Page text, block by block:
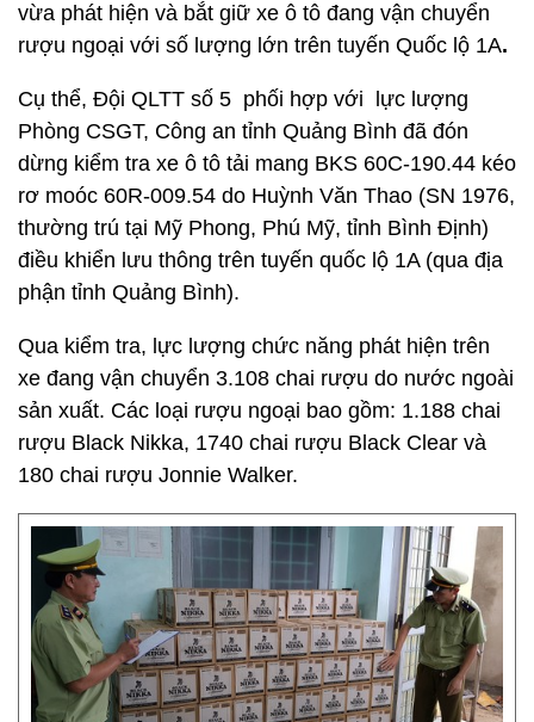
vừa phát hiện và bắt giữ xe ô tô đang vận chuyển
rượu ngoại với số lượng lớn trên tuyến Quốc lộ 1A.
Cụ thể, Đội QLTT số 5 phối hợp với lực lượng
Phòng CSGT, Công an tỉnh Quảng Bình đã đón
dừng kiểm tra xe ô tô tải mang BKS 60C-190.44 kéo
rơ moóc 60R-009.54 do Huỳnh Văn Thao (SN 1976,
thường trú tại Mỹ Phong, Phú Mỹ, tỉnh Bình Định)
điều khiển lưu thông trên tuyến quốc lộ 1A (qua địa
phận tỉnh Quảng Bình).
Qua kiểm tra, lực lượng chức năng phát hiện trên
xe đang vận chuyển 3.108 chai rượu do nước ngoài
sản xuất. Các loại rượu ngoại bao gồm: 1.188 chai
rượu Black Nikka, 1740 chai rượu Black Clear và
180 chai rượu Jonnie Walker.